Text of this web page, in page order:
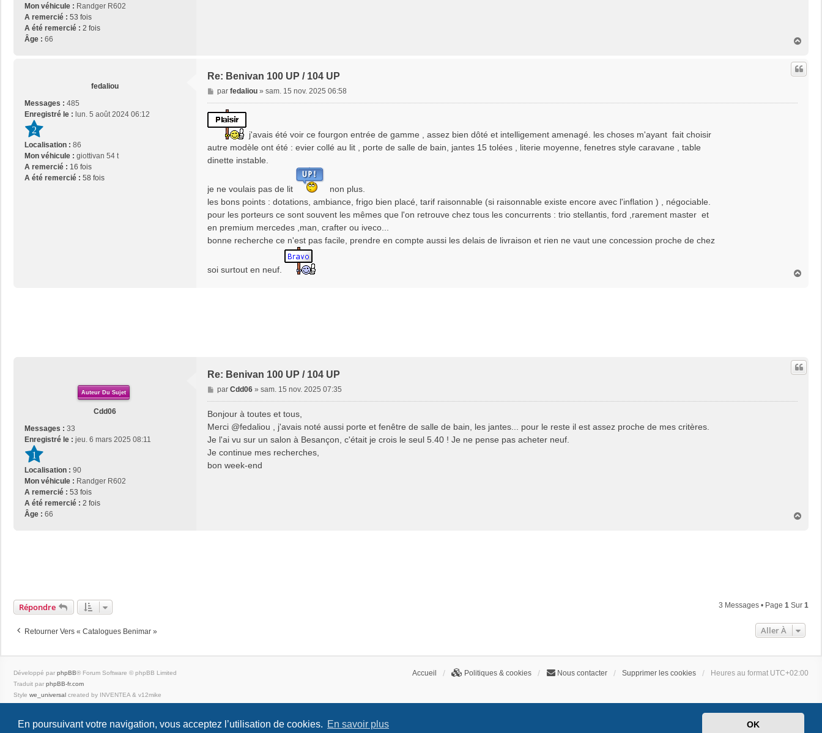
En poursuivant votre navigation, vous acceptez l’utilisation de cookies. En savoir plus OK
Mon véhicule : Randger R602
A remercié : 53 fois
A été remercié : 2 fois
Âge : 66
u
fedaliou
Messages : 485
Enregistré le : lun. 5 août 2024 06:12
2
Localisation : 86
Mon véhicule : giottivan 54 t
A remercié : 16 fois
A été remercié : 58 fois
Re: Benivan 100 UP / 104 UP
M
e
s
s
g
par fedaliou» sam. 15 nov. 2025 06:58
j'avais été voir ce fourgon entrée de gamme , assez bien dôté et intelligement amenagé. les choses m'ayant fait choisir
autre modèle ont été : evier collé au lit , porte de salle de bain, jantes 15 tolées , literie moyenne, fenetres style caravane , table
dinette instable.
je ne voulais pas de lit
non plus.
les bons points : dotations, ambiance, frigo bien placé, tarif raisonnable (si raisonnable existe encore avec l'inflation ) , négociable.
pour les porteurs ce sont souvent les mêmes que l'on retrouve chez tous les concurrents : trio stellantis, ford ,rarement master et
en premium mercedes ,man, crafter ou iveco...
bonne recherche ce n'est pas facile, prendre en compte aussi les delais de livraison et rien ne vaut une concession proche de chez
soi surtout en neuf.
Auteur Du Sujet
Cdd06
Messages : 33
Enregistré le : jeu. 6 mars 2025 08:11
1
Localisation : 90
Mon véhicule : Randger R602
A remercié : 53 fois
A été remercié : 2 fois
Âge : 66
Re: Benivan 100 UP / 104 UP
M
e
a
g
e
par Cdd06» sam. 15 nov. 2025 07:35
Bonjour à toutes et tous,
Merci @fedaliou , j'avais noté aussi porte et fenêtre de salle de bain, les jantes... pour le reste il est assez proche de mes critères.
Je l'ai vu sur un salon à Besançon, c'était je crois le seul 5.40 ! Je ne pense pas acheter neuf.
Je continue mes recherches,
bon week-end
Répondre 3 Messages • Page 1 Sur 1
Retourner Vers « Catalogues Benimar » Aller À
Accueil Politiques & cookies Nous contacter Supprimer les cookies Heures au format UTC+02:00
Développé par phpBB® Forum Software © phpBB Limited
Traduit par phpBB-fr.com
Style we_universal created by INVENTEA & v12mike